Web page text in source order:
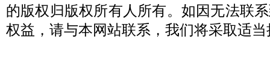
的版权归版权所有人所有。如因无法联
权益，请与本网站联系，我们将采取适